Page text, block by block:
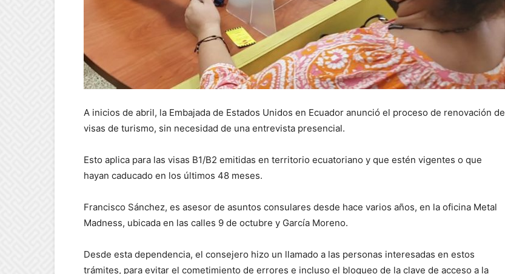
A inicios de abril, la Embajada de Estados Unidos en Ecuador anunció el proceso de renovación de
visas de turismo, sin necesidad de una entrevista presencial.
Esto aplica para las visas B1/B2 emitidas en territorio ecuatoriano y que estén vigentes o que
hayan caducado en los últimos 48 meses.
Francisco Sánchez, es asesor de asuntos consulares desde hace varios años, en la oficina Metal
Madness, ubicada en las calles 9 de octubre y García Moreno.
Desde esta dependencia, el consejero hizo un llamado a las personas interesadas en estos
trámites, para evitar el cometimiento de errores e incluso el bloqueo de la clave de acceso a la